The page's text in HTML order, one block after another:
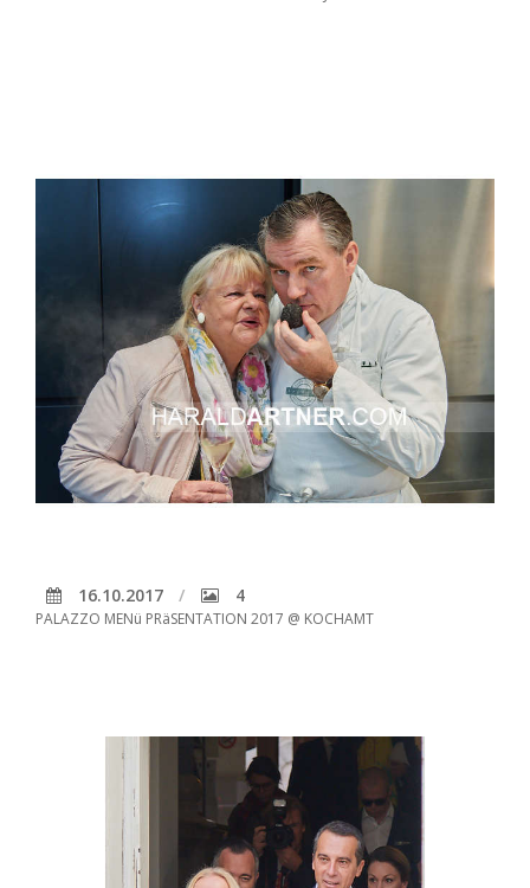
16.10.2017 4
PALAZZO MENü PRäSENTATION 2017 @ KOCHAMT